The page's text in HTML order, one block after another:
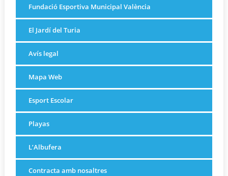
Fundació Esportiva Municipal València
El Jardí del Turia
Avís legal
Mapa Web
Esport Escolar
Playas
L’Albufera
Contracta amb nosaltres